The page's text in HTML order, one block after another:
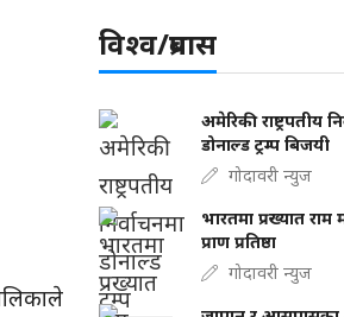
विश्व/प्रबास
अमेरिकी राष्ट्रपतीय
डोनाल्ड ट्रम्प बिजयी
गोदावरी न्युज
भारतमा प्रख्यात राम
प्राण प्रतिष्ठा
गोदावरी न्युज